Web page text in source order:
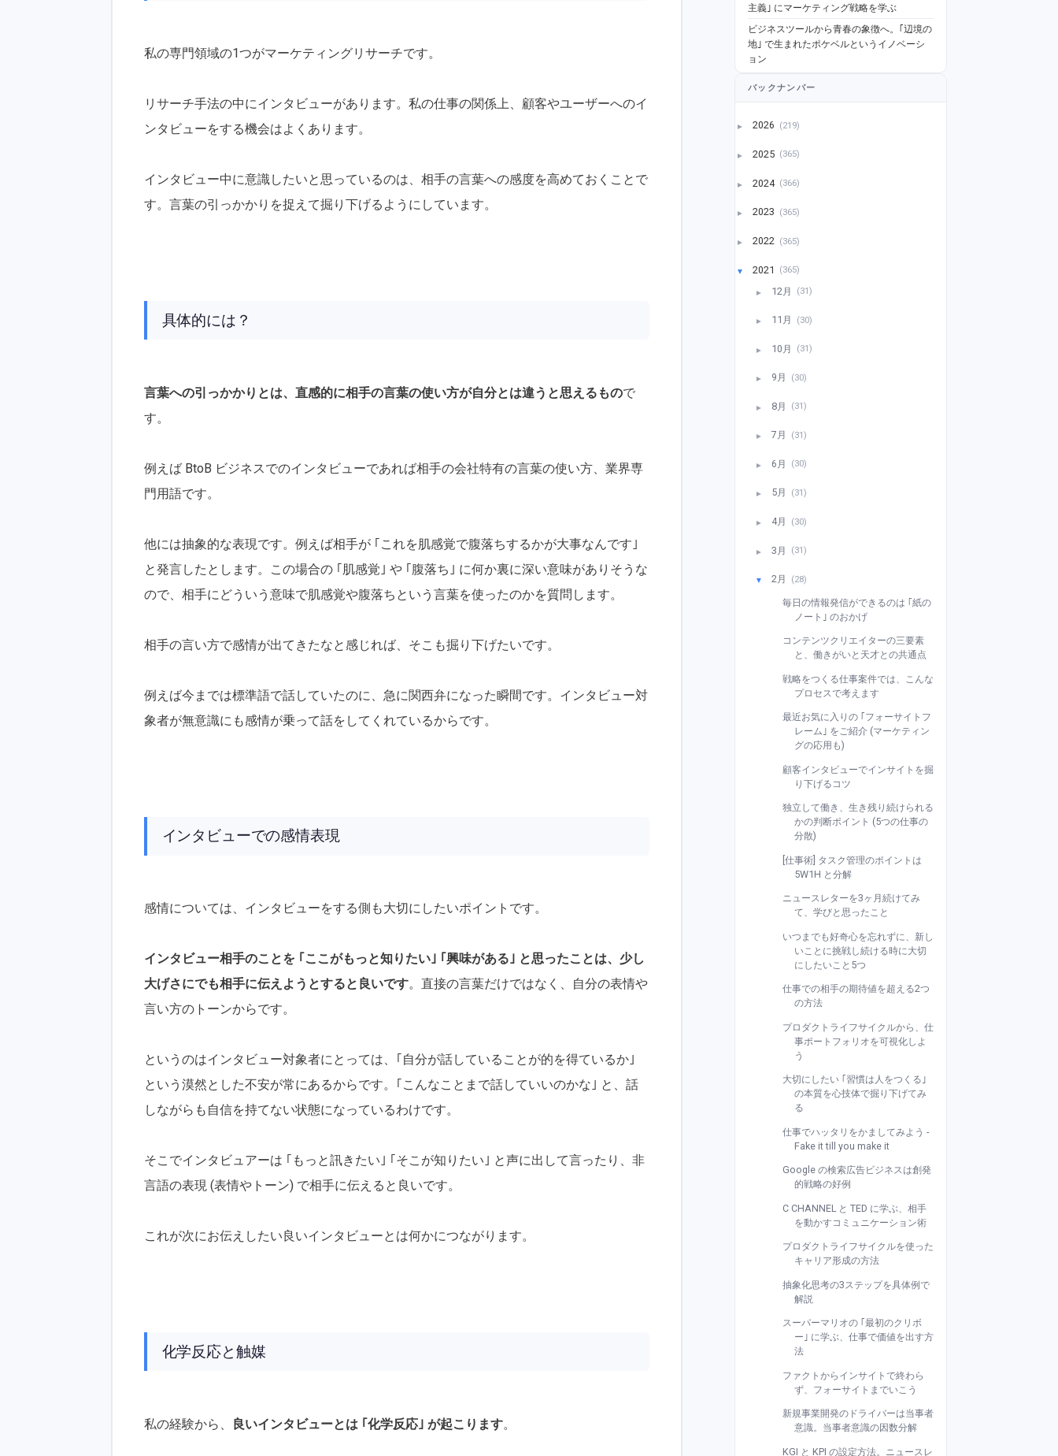
私の専門領域の1つがマーケティングリサーチです。
リサーチ手法の中にインタビューがあります。私の仕事の関係上、顧客やユーザーへのイ
ンタビューをする機会はよくあります。
インタビュー中に意識したいと思っているのは、相手の言葉への感度を高めておくことで
す。言葉の引っかかりを捉えて掘り下げるようにしています。
具体的には？
言葉への引っかかりとは、直感的に相手の言葉の使い方が自分とは違うと思えるもので
す。
例えば BtoB ビジネスでのインタビューであれば相手の会社特有の言葉の使い方、業界専
門用語です。
他には抽象的な表現です。例えば相手が ｢これを肌感覚で腹落ちするかが大事なんです｣
と発言したとします。この場合の ｢肌感覚｣ や ｢腹落ち｣ に何か裏に深い意味がありそうな
ので、相手にどういう意味で肌感覚や腹落ちという言葉を使ったのかを質問します。
相手の言い方で感情が出てきたなと感じれば、そこも掘り下げたいです。
例えば今までは標準語で話していたのに、急に関西弁になった瞬間です。インタビュー対
象者が無意識にも感情が乗って話をしてくれているからです。
インタビューでの感情表現
感情については、インタビューをする側も大切にしたいポイントです。
インタビュー相手のことを ｢ここがもっと知りたい｣ ｢興味がある｣ と思ったことは、少し
大げさにでも相手に伝えようとすると良いです。直接の言葉だけではなく、自分の表情や
言い方のトーンからです。
というのはインタビュー対象者にとっては、｢自分が話していることが的を得ているか｣
という漠然とした不安が常にあるからです。｢こんなことまで話していいのかな｣ と、話
しながらも自信を持てない状態になっているわけです。
そこでインタビュアーは ｢もっと訊きたい｣ ｢そこが知りたい｣ と声に出して言ったり、非
言語の表現 (表情やトーン) で相手に伝えると良いです。
これが次にお伝えしたい良いインタビューとは何かにつながります。
化学反応と触媒
私の経験から、 良いインタビューとは ｢化学反応｣ が起こります。
主義｣ にマーケティング戦略を学ぶ
ビジネスツールから青春の象徴へ。｢辺境の
地｣ で生まれたポケベルというイノベーシ
ョン
バックナンバー
► 2026 (219)
► 2025 (365)
► 2024 (366)
► 2023 (365)
► 2022 (365)
▼ 2021 (365)
► 12月 (31)
► 11月 (30)
► 10月 (31)
► 9月 (30)
► 8月 (31)
► 7月 (31)
► 6月 (30)
► 5月 (31)
► 4月 (30)
► 3月 (31)
▼ 2月 (28)
毎日の情報発信ができるのは ｢紙の
ノート｣ のおかげ
コンテンツクリエイターの三要素
と、働きがいと天才との共通点
戦略をつくる仕事案件では、こんな
プロセスで考えます
最近お気に入りの ｢フォーサイトフ
レーム｣ をご紹介 (マーケティン
グの応用も)
顧客インタビューでインサイトを掘
り下げるコツ
独立して働き、生き残り続けられる
かの判断ポイント (5つの仕事の
分散)
[仕事術] タスク管理のポイントは
5W1H と分解
ニュースレターを3ヶ月続けてみ
て、学びと思ったこと
いつまでも好奇心を忘れずに、新し
いことに挑戦し続ける時に大切
にしたいこと5つ
仕事での相手の期待値を超える2つ
の方法
プロダクトライフサイクルから、仕
事ポートフォリオを可視化しよ
う
大切にしたい ｢習慣は人をつくる｣
の本質を心技体で掘り下げてみ
る
仕事でハッタリをかましてみよう -
Fake it till you make it
Google の検索広告ビジネスは創発
的戦略の好例
C CHANNEL と TED に学ぶ、相手
を動かすコミュニケーション術
プロダクトライフサイクルを使った
キャリア形成の方法
抽象化思考の3ステップを具体例で
解説
スーパーマリオの ｢最初のクリボ
ー｣ に学ぶ、仕事で価値を出す方
法
ファクトからインサイトで終わら
ず、フォーサイトまでいこう
新規事業開発のドライバーは当事者
意識。当事者意識の因数分解
KGI と KPI の設定方法。ニュースレ